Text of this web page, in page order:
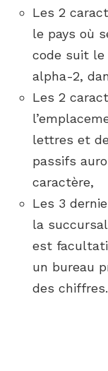
Les 2
le pays où
code suit le
alpha-2,
Les 2
lettres et
passifs
caractère,
Les 3
la
est
un bureau
des chiffres.